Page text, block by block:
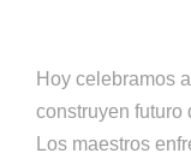
Hoy celebramos
construyen futuro
Los maestros